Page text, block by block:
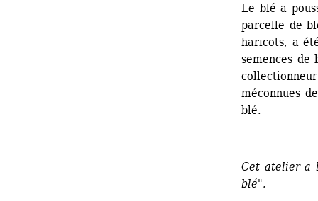
Le blé a
parcelle de
haricots, a
semences de
méconnues
blé.
Cet atelier a
blé".